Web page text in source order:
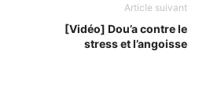
Article suivant
[Vidéo] Dou’a contre le
stress et l’angoisse